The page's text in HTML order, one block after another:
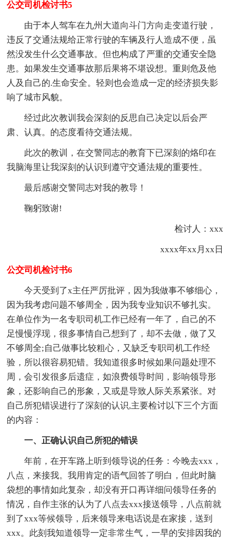
公交司机检讨书5
由于本人驾车在九州大道向斗门方向走变道行驶，
违反了交通法规给正常行驶的车辆及行人造成不便，虽
然没发生什么交通事故。但也构成了严重的交通安全隐
患。如果发生交通事故那后果将不堪设想。重则危及他
人及自己的.生命安全。轻则也会造成一定的经济损失影
响了城市风貌。
经过此次教训我会深刻的反思自己决定以后会严
肃、认真。的态度看待交通法规。
此次的教训，在交警同志的教育下已深刻的烙印在
我脑海里让我深刻的认识到遵守交通法规的重要性。
最后感谢交警同志对我的教导！
鞠躬致谢!
检讨人：xxx
xxxx年xx月xx日
公交司机检讨书6
今天受到了x主任严厉批评，因为我做事不够细心，
因为我考虑问题不够周全，因为我专业知识不够扎实。
在单位作为一名专职司机工作已经有一年了，自己的不
足慢慢浮现，很多事情自己想到了，却不去做，做了又
不够周全;自己做事比较粗心，又缺乏专职司机工作经
验，所以很容易犯错。我知道很多时候如果问题处理不
周，会引发很多后遗症，如浪费领导时间，影响领导形
象，还影响自己的形象，又或是导致人际关系紧张。对
自己所犯错误进行了深刻的认识,主要检讨以下三个方面
的内容：
一、正确认识自己所犯的错误
年前，在开车路上听到领导说的任务：今晚去xxx，
八点，来接我。我用肯定的语气回答了明白，但此时脑
袋想的事情如此复杂，却没有开口再详细问领导任务的
情况，自作主张的认为了八点去xxx接送领导，八点前就
到了xxx等候领导，后来领导来电话说是在家接，送到
xxx。此刻我知道领导一定非常生气，一早的安排因我的